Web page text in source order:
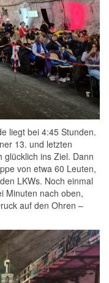
liegt bei 4:45 Stunden.
13. und letzten
glücklich ins Ziel. Dann
von etwa 60 Leuten,
LKWs. Noch einmal
Minuten nach oben,
auf den Ohren –